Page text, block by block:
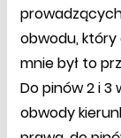
obwodu,
mnie był to
Do pinów 2 i 3
obwody